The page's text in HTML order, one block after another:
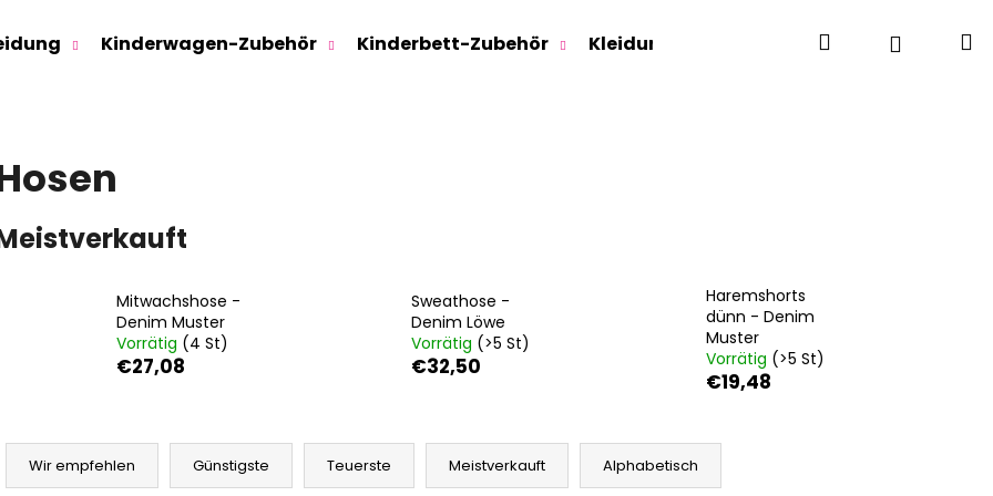
Kinderwagen-Zubehör Kinderbett-Zubehör Kleidung für Jugendliche Für
SuchenLogin
Mitwachshose -
Denim Muster
Vorrätig (4 St)
€27,08
Sweathose -
Denim Löwe
Vorrätig (>5 St)
€32,50
Haremshorts
dünn - Denim
Muster
Vorrätig (>5 St)
€19,48
P
Wir empfehlen Günstigste Teuerste Meistverkauft Alphabetisch
Wir empfehlen
SWEATHOSE - DENIM LÖWE
KINDERSITZUNTERLAGE OUTLAST® -